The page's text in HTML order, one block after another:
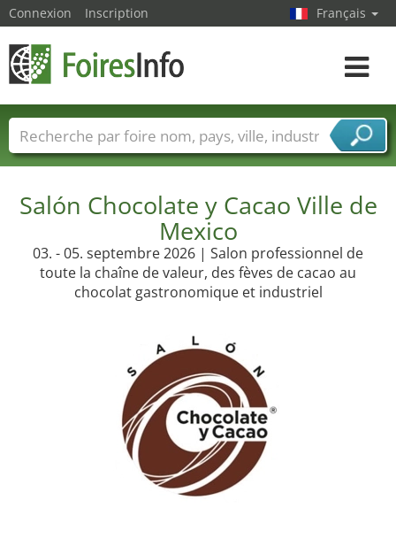
Salón Chocolate y Cacao Ville de
Mexico
03. - 05. septembre 2026 | Salon professionnel de
toute la chaîne de valeur, des fèves de cacao au
chocolat gastronomique et industriel
Connexion Inscription Français
Toggle
Foire noms Pays Villes
Secteurs de foire